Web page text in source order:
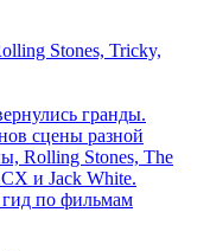
Stones, Tricky,
гранды.
сцены разной
Rolling Stones, The
и Jack White.
гид по фильмам